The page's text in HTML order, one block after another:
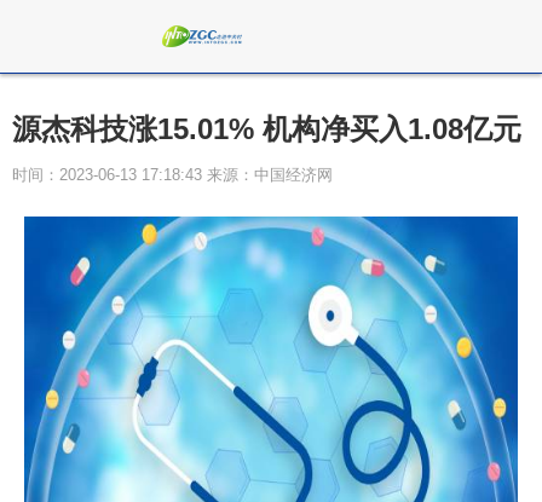
源杰科技涨15.01% 机构净买入1.08亿元
时间：2023-06-13 17:18:43 来源：中国经济网